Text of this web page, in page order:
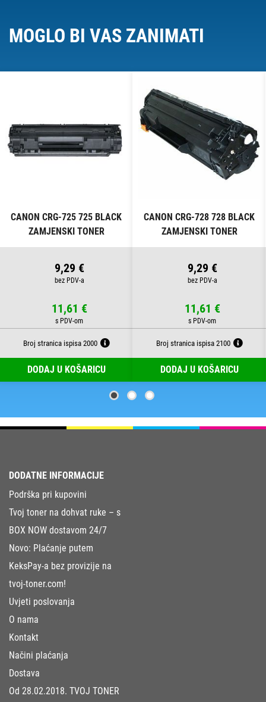
MOGLO BI VAS ZANIMATI
CANON CRG-725 725 BLACK
ZAMJENSKI TONER
9,29 €
11,61 €
Broj stranica ispisa 2000
DODAJ U KOŠARICU
CANON CRG-728 728 BLACK
ZAMJENSKI TONER
9,29 €
11,61 €
Broj stranica ispisa 2100
DODAJ U KOŠARICU
DODATNE INFORMACIJE
Podrška pri kupovini
Tvoj toner na dohvat ruke – s
BOX NOW dostavom 24/7
Novo: Plaćanje putem
KeksPay-a bez provizije na
tvoj-toner.com!
Uvjeti poslovanja
O nama
Kontakt
Načini plaćanja
Dostava
Od 28.02.2018. TVOJ TONER